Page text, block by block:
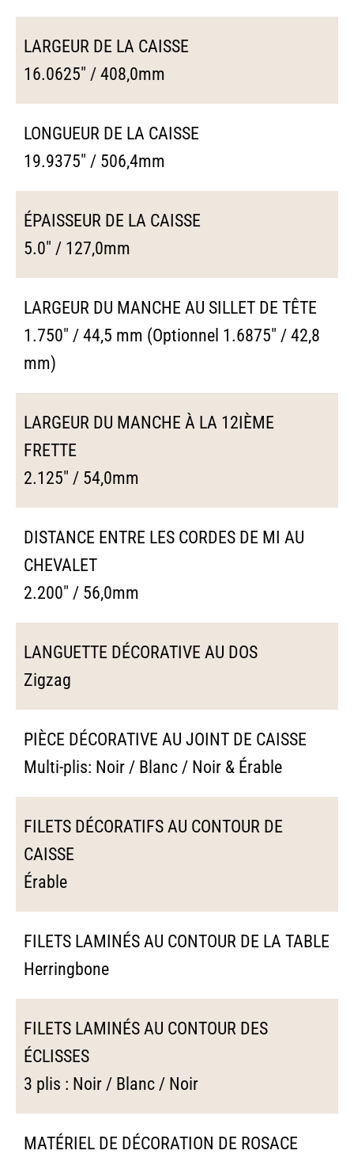
LARGEUR DE LA CAISSE
16.0625" / 408,0mm
LONGUEUR DE LA CAISSE
19.9375" / 506,4mm
ÉPAISSEUR DE LA CAISSE
5.0" / 127,0mm
LARGEUR DU MANCHE AU SILLET DE TÊTE
1.750" / 44,5 mm (Optionnel 1.6875" / 42,8
mm)
LARGEUR DU MANCHE À LA 12IÈME
FRETTE
2.125" / 54,0mm
DISTANCE ENTRE LES CORDES DE MI AU
CHEVALET
2.200" / 56,0mm
LANGUETTE DÉCORATIVE AU DOS
Zigzag
PIÈCE DÉCORATIVE AU JOINT DE CAISSE
Multi-plis: Noir / Blanc / Noir & Érable
FILETS DÉCORATIFS AU CONTOUR DE
CAISSE
Érable
FILETS LAMINÉS AU CONTOUR DE LA TABLE
Herringbone
FILETS LAMINÉS AU CONTOUR DES
ÉCLISSES
3 plis : Noir / Blanc / Noir
MATÉRIEL DE DÉCORATION DE ROSACE